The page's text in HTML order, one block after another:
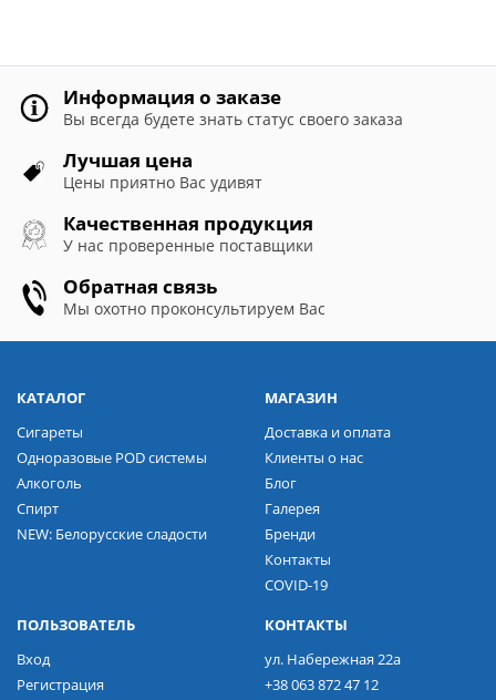
Информация о заказе
Вы всегда будете знать статус своего заказа
Лучшая цена
Цены приятно Вас удивят
Качественная продукция
У нас проверенные поставщики
Обратная связь
Мы охотно проконсультируем Вас
КАТАЛОГ
Сигареты
Одноразовые POD системы
Алкоголь
Спирт
NEW: Белорусские сладости
МАГАЗИН
Доставка и оплата
Клиенты о нас
Блог
Галерея
Бренди
Контакты
COVID-19
ПОЛЬЗОВАТЕЛЬ
Вход
Регистрация
КОНТАКТЫ
ул. Набережная 22а
+38 063 872 47 12